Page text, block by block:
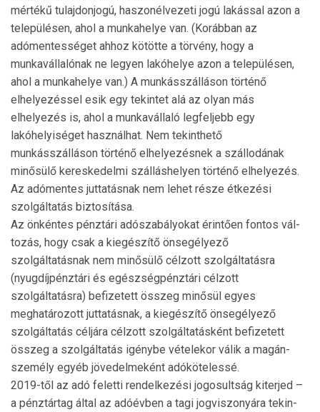
mértékű tulajdonjogú, haszonélvezeti jogú lakással azon a
településen, ahol a munkahelye van. (Korábban az
adómentességet ahhoz kötötte a törvény, hogy a
munkavállalónak ne legyen lakóhelye azon a tele­pü­lésen,
ahol a munkahelye van.) A munkásszálláson tör­ténő
elhelyezéssel esik egy tekintet alá az olyan más
elhelyezés is, ahol a munkavállaló legfeljebb egy
lakóhelyiséget használhat. Nem tekinthető
munkásszálláson történő elhelyezésnek a szállodának
minősülő kereskedelmi szálláshe­lyen történő elhelyezés.
Az adómentes juttatásnak nem le­het része étkezési
szolgáltatás biztosítása.
Az önkéntes pénztári adószabályokat érintően fontos vál­
tozás, hogy csak a kiegészítő önsegélyező
szolgáltatásnak nem minősülő célzott szolgáltatásra
(nyugdíjpénztári és egész­ségpénztári célzott
szolgáltatásra) befizetett összeg minősül egyes
meghatározott juttatásnak, a kiegészítő ön­segélyező
szolgáltatás céljára célzott szolgáltatásként befizetett
összeg a szolgáltatás igénybe vételekor válik a ma­gán­
személy egyéb jövedelmeként adókötelessé.
2019-től az adó feletti rendelkezési jogosultság kiterjed –
a pénztártag által az adóévben a tagi jogviszonyára tekin­